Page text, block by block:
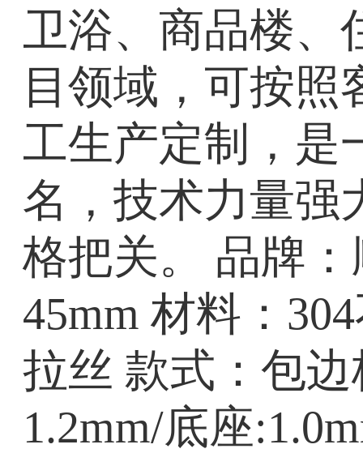
卫浴、商品楼、
目领域，可按照
工生产定制，是
名，技术力量强
格把关。 品牌
45mm 材料：
拉丝 款式：包
1.2mm/底座